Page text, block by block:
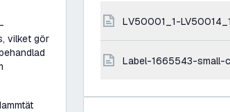
vilket gör
LV50001_1-
label-1665543-small-